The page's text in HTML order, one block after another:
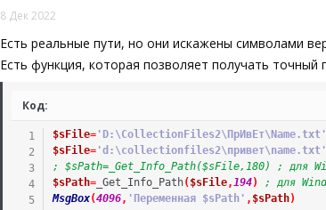
8 Дек 2022
Есть реальные пути, но они искажены символами
Есть функция, которая позволяет получать точный
Код:
$sFile='D:\CollectionFiles2\ПрИвЕт\Name.txt'
$sFile='d:\collectionfiles2\привет\name.txt'
; $sPath=_Get_Info_Path($sFile,180) ; для
$sPath=_Get_Info_Path( $sFile,194)
; для
MsgBox(4096, 'Переменная $sPath' , $sPath)